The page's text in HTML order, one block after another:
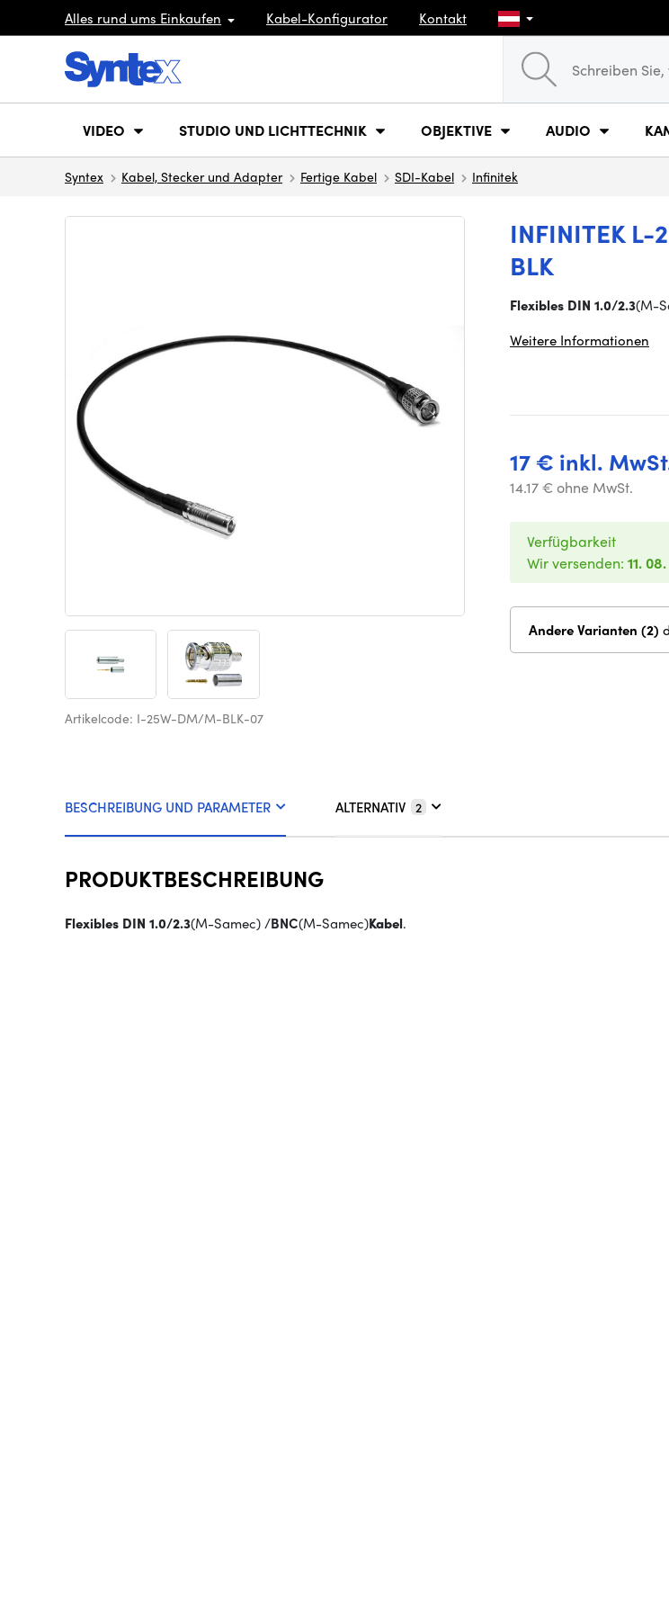
Alles rund ums Einkaufen Kabel-Konfigurator Kontakt
VIDEO STUDIO UND LICHTTECHNIK OBJEKTIVE AUDIO
Syntex Kabel, Stecker und Adapter Fertige Kabel SDI-Kabel Infinitek
INFINITEK
BLK
Artikelcode: I-25W-DM/M-BLK-07
Flexibles DIN 1.0/2.3(M-
Weitere Informationen
17 € inkl.
14.17 € ohne MwSt.
Verfügbarkeit
Wir versenden: 11. 08.
Andere Varianten (2)
BESCHREIBUNG UND PARAMETER ALTERNATIV 2
PRODUKTBESCHREIBUNG
Flexibles DIN 1.0/2.3(M-Samec) /BNC(M-Samec)Kabel.